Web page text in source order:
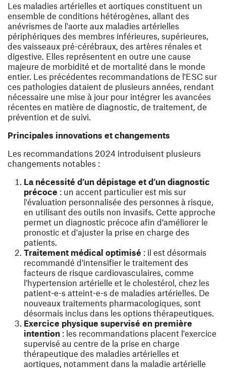
Les maladies artérielles et aortiques constituent un
ensemble de conditions hétérogènes, allant des
anévrismes de l'aorte aux maladies artérielles
périphériques des membres inférieures, supérieures,
des vaisseaux pré-cérébraux, des artères rénales et
digestive. Elles représentent en outre une cause
majeure de morbidité et de mortalité dans le monde
entier. Les précédentes recommandations de l'ESC sur
ces pathologies dataient de plusieurs années, rendant
nécessaire une mise à jour pour intégrer les avancées
récentes en matière de diagnostic, de traitement, de
prévention et de suivi.
Principales innovations et changements
Les recommandations 2024 introduisent plusieurs
changements notables :
La nécessité d’un dépistage et d’un diagnostic
précoce : un accent particulier est mis sur
l'évaluation personnalisée des personnes à risque,
en utilisant des outils non invasifs. Cette approche
permet un diagnostic précoce afin d’améliorer le
pronostic et d'ajuster la prise en charge des
patients.
Traitement médical optimisé : il est désormais
recommandé d'intensifier le traitement des
facteurs de risque cardiovasculaires, comme
l'hypertension artérielle et le cholestérol, chez les
patient-e-s atteint-e-s de maladies artérielles. De
nouveaux traitements pharmacologiques, sont
désormais inclus dans les options thérapeutiques.
Exercice physique supervisé en première
intention : les recommandations placent l'exercice
supervisé au centre de la prise en charge
thérapeutique des maladies artérielles et
aortiques, notamment dans la maladie artérielle